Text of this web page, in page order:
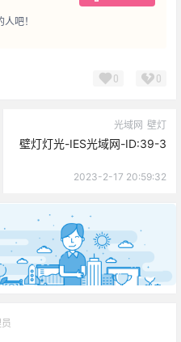
吧！
0 0
光域网 壁灯
壁灯灯光-IES光域网-ID:39-3
2023-2-17 20:59:32